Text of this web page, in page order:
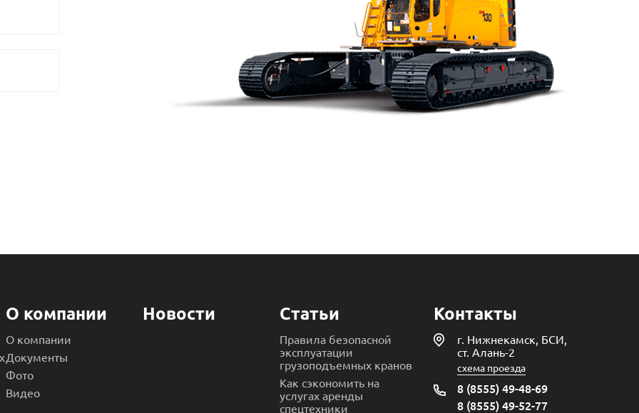
О компании
О компании
Документы
Фото
Видео
Новости Статьи
Правила безопасной
эксплуатации
грузоподъемных кранов
Как сэкономить на
услугах аренды
спецтехники
Контакты
г. Нижнекамск, БСИ,
ст. Алань-2
схема проезда
8 (8555) 49-48-69
8 (8555) 49-52-77